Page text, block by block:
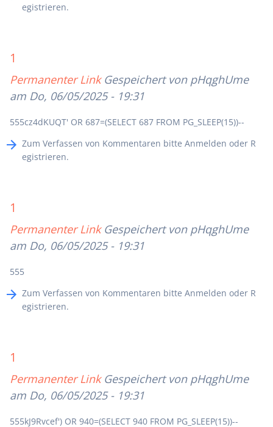
egistrieren.
1
Permanenter Link Gespeichert von pHqghUme
am Do, 06/05/2025 - 19:31
555cz4dKUQT' OR 687=(SELECT 687 FROM PG_SLEEP(15))--
Zum Verfassen von Kommentaren bitte Anmelden oder R
egistrieren.
1
Permanenter Link Gespeichert von pHqghUme
am Do, 06/05/2025 - 19:31
555
Zum Verfassen von Kommentaren bitte Anmelden oder R
egistrieren.
1
Permanenter Link Gespeichert von pHqghUme
am Do, 06/05/2025 - 19:31
555kJ9Rvcef') OR 940=(SELECT 940 FROM PG_SLEEP(15))--